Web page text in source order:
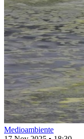
Medioambiente